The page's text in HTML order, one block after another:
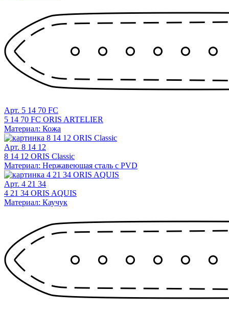
Арт. 5 14 70 FC
5 14 70 FC ORIS ARTELIER
Материал: Кожа
Арт. 8 14 12
8 14 12 ORIS Classic
Материал: Нержавеющая сталь с PVD
Арт. 4 21 34
4 21 34 ORIS AQUIS
Материал: Каучук